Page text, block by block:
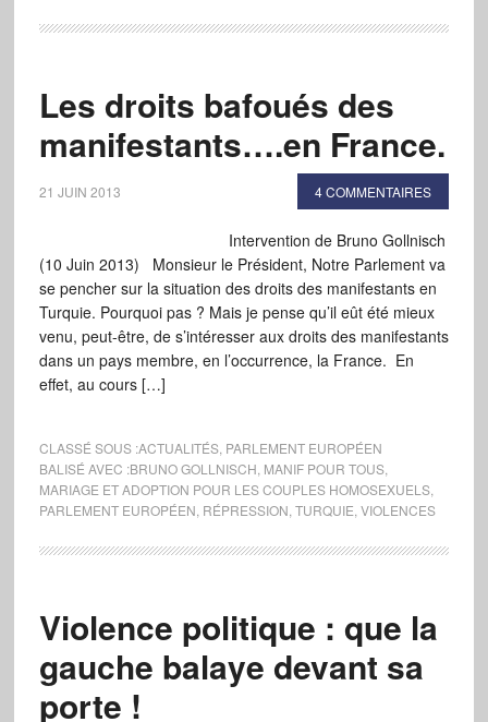
Les droits bafoués des
manifestants….en France.
21 JUIN 2013 4 COMMENTAIRES
Intervention de Bruno Gollnisch
(10 Juin 2013) Monsieur le Président, Notre Parlement va
se pencher sur la situation des droits des manifestants en
Turquie. Pourquoi pas ? Mais je pense qu’il eût été mieux
venu, peut-être, de s’intéresser aux droits des manifestants
dans un pays membre, en l’occurrence, la France. En
effet, au cours […]
CLASSÉ SOUS :ACTUALITÉS, PARLEMENT EUROPÉEN
BALISÉ AVEC :BRUNO GOLLNISCH MANIF POUR TOUS,
MARIAGE ET ADOPTION POUR LES COUPLES HOMOSEXUELS,
PARLEMENT EUROPÉEN RÉPRESSION TURQUIE VIOLENCES
Violence politique : que la
gauche balaye devant sa
porte !